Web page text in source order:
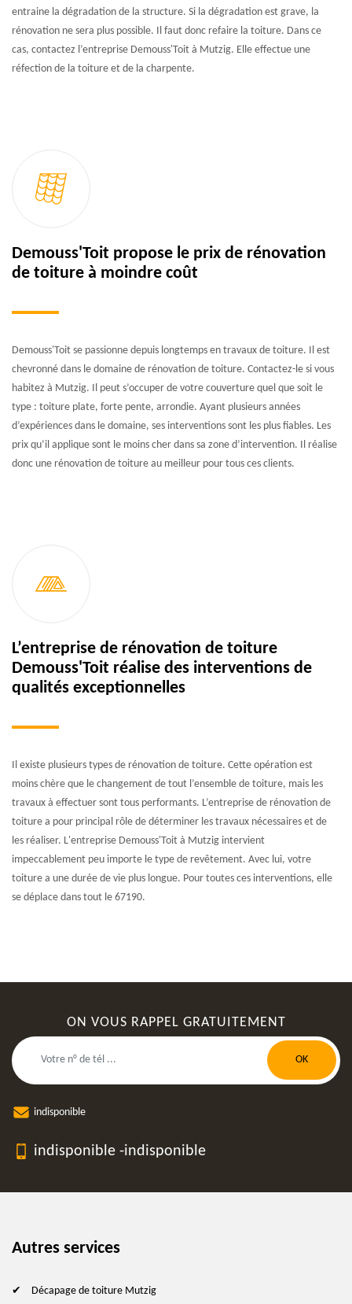
entraine la dégradation de la structure. Si la dégradation est grave, la
rénovation ne sera plus possible. Il faut donc refaire la toiture. Dans ce
cas, contactez l’entreprise Demouss'Toit à Mutzig. Elle effectue une
réfection de la toiture et de la charpente.
Demouss'Toit propose le prix de rénovation
de toiture à moindre coût
Demouss'Toit se passionne depuis longtemps en travaux de toiture. Il est
chevronné dans le domaine de rénovation de toiture. Contactez-le si vous
habitez à Mutzig. Il peut s’occuper de votre couverture quel que soit le
type : toiture plate, forte pente, arrondie. Ayant plusieurs années
d’expériences dans le domaine, ses interventions sont les plus fiables. Les
prix qu’il applique sont le moins cher dans sa zone d’intervention. Il réalise
donc une rénovation de toiture au meilleur pour tous ces clients.
L’entreprise de rénovation de toiture
Demouss'Toit réalise des interventions de
qualités exceptionnelles
Il existe plusieurs types de rénovation de toiture. Cette opération est
moins chère que le changement de tout l’ensemble de toiture, mais les
travaux à effectuer sont tous performants. L’entreprise de rénovation de
toiture a pour principal rôle de déterminer les travaux nécessaires et de
les réaliser. L'entreprise Demouss'Toit à Mutzig intervient
impeccablement peu importe le type de revêtement. Avec lui, votre
toiture a une durée de vie plus longue. Pour toutes ces interventions, elle
se déplace dans tout le 67190.
ON VOUS RAPPEL GRATUITEMENT
indisponible
indisponible -indisponible
Autres services
Décapage de toiture Mutzig